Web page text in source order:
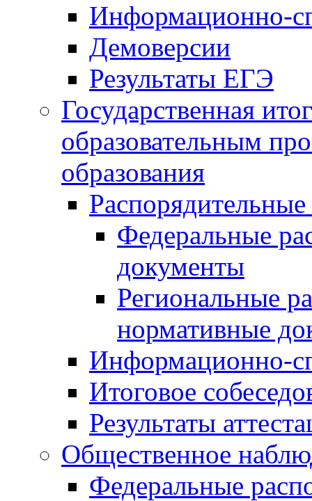
Информационно-
Демоверсии
Результаты ЕГЭ
Государственная
образовательным
образования
Федеральные
документы
Региональные
нормативные
Информационно-
Итоговое
Результаты
Общественное
Федеральные